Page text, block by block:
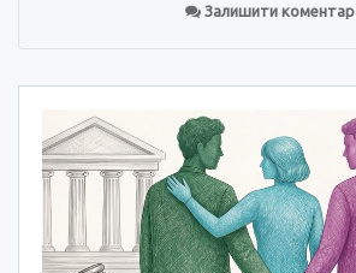
Залишити коментар